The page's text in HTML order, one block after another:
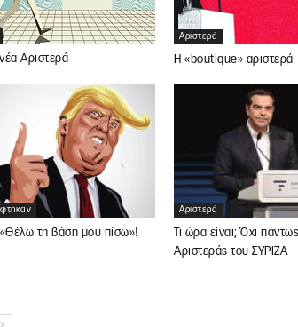
νέα Αριστερά
Αριστερά
Η «boutique» αριστερά
«Θέλω τη βάση μου πίσω»!
Αριστερά
Τι ώρα είναι; Όχι
Αριστεράς του ΣΥΡΙΖΑ